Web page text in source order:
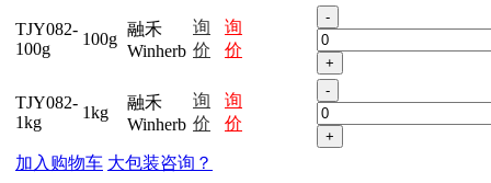
TJY082-
100g
100g
融禾
Winherb
询
价
询
价
-
+
TJY082-
1kg
1kg
融禾
Winherb
询
价
询
价
-
+
加入购物车 大包装咨询？